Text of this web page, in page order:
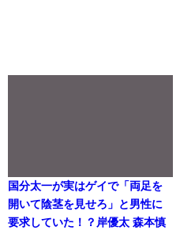
国分太一が実はゲイで「両足を
開いて陰茎を見せろ」と男性に
要求していた！？岸優太 森本慎